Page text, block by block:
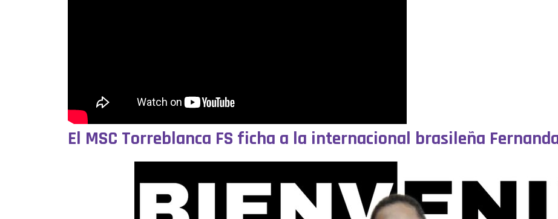
El MSC Torreblanca FS ficha a la internacional brasileña